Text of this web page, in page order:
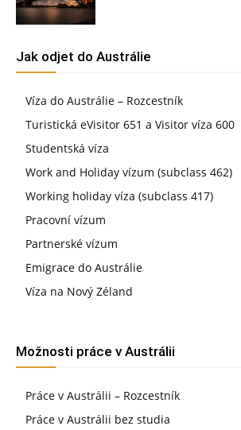
Jak odjet do Austrálie
Víza do Austrálie – Rozcestník
Turistická eVisitor 651 a Visitor víza 600
Studentská víza
Work and Holiday vízum (subclass 462)
Working holiday víza (subclass 417)
Pracovní vízum
Partnerské vízum
Emigrace do Austrálie
Víza na Nový Zéland
Možnosti práce v Austrálii
Práce v Austrálii – Rozcestník
Práce v Austrálii bez studia